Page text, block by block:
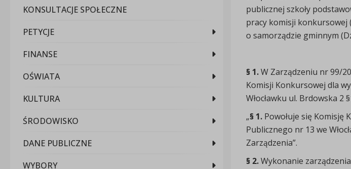
KONSULTACJE SPOŁECZNE
PETYCJE
FINANSE
OŚWIATA
KULTURA
ŚRODOWISKO
DANE PUBLICZNE
WYBORY
publicznej szkoły
pracy komisji konkursowej
o samorządzie gminnym
§ 1.W Zarządzeniu nr 99/
Komisji Konkursowej dla
Włocławku ul. Brdowska 2
„§ 1.Powołuje się Komisję
Publicznego nr 13 we
Zarządzenia”.
§ 2.Wykonanie